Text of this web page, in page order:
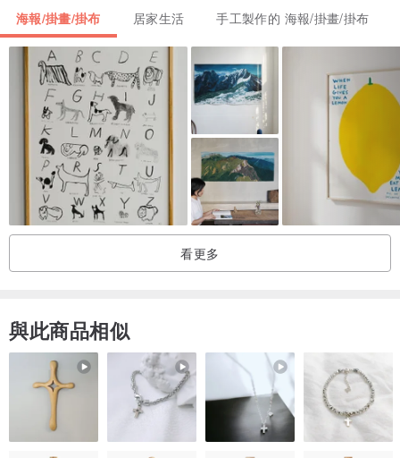
海報/掛畫/掛布 居家生活 手工製作的 海報/掛畫/掛布
看更多
與此商品相似